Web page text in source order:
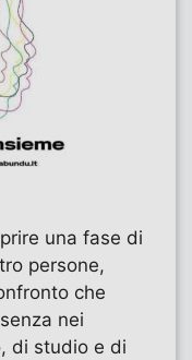
una fase di
persone,
che
nei
di studio e di